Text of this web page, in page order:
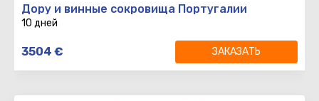
IZ482
11:15
Дору и винные сокровища Португалии
10 дней
Вылет:
9 ночей
3504 € ЗАКАЗАТЬ